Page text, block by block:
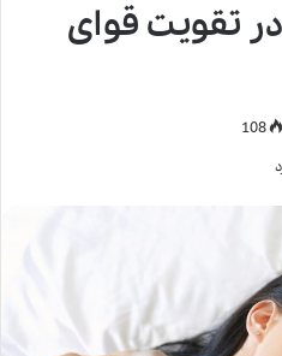
تقويت قوای